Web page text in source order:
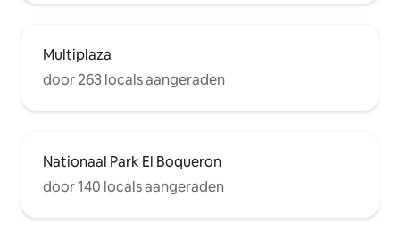
Multiplaza
door 263 locals aangeraden
Nationaal Park El Boqueron
door 140 locals aangeraden